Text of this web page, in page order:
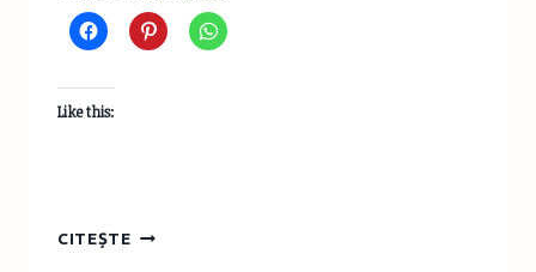
Like this:
CITEȘTESĂPTĂMÂNA